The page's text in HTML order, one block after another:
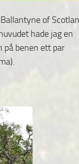
of
hade jag en
på benen ett par